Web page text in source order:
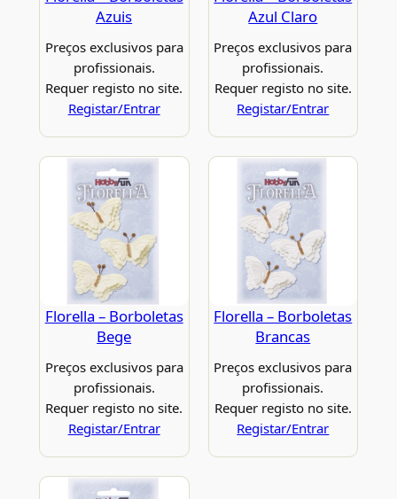
Azuis
Preços exclusivos para
profissionais.
Requer registo no site.
Registar/Entrar
Azul Claro
Preços exclusivos para
profissionais.
Requer registo no site.
Registar/Entrar
Florella – Borboletas
Bege
Preços exclusivos para
profissionais.
Requer registo no site.
Registar/Entrar
Florella – Borboletas
Brancas
Preços exclusivos para
profissionais.
Requer registo no site.
Registar/Entrar